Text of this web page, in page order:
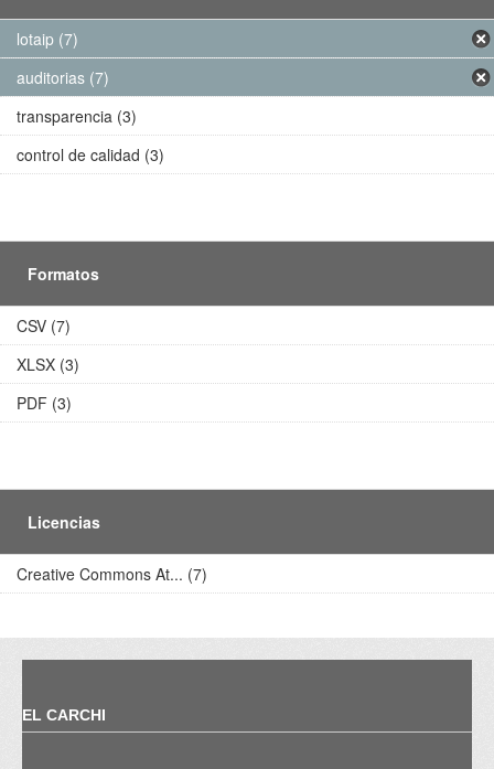
lotaip (7)
auditorias (7)
transparencia (3)
control de calidad (3)
Formatos
CSV (7)
XLSX (3)
PDF (3)
Licencias
Creative Commons At... (7)
EL CARCHI